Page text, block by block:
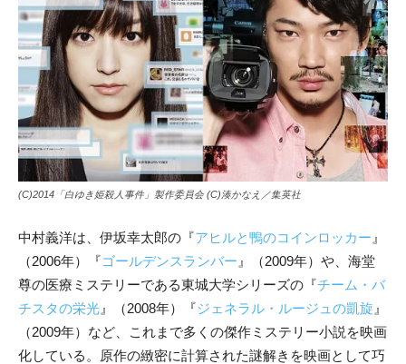
(C)2014「白ゆき姫殺人事件」製作委員会 (C)湊かなえ／集英社
中村義洋は、伊坂幸太郎の『アヒルと鴨のコインロッカー 』
（2006年）『ゴールデンスランバー 』（2009年）や、海堂
尊の医療ミステリーである東城大学シリーズの『チーム・バ
チスタの栄光 』（2008年）『ジェネラル・ルージュの凱旋 』
（2009年）など、これまで多くの傑作ミステリー小説を映画
化している。原作の緻密に計算された謎解きを映画として巧